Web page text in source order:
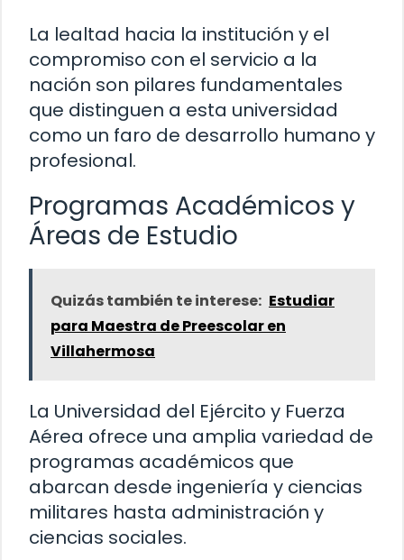
La lealtad hacia la institución y el
compromiso con el servicio a la
nación son pilares fundamentales
que distinguen a esta universidad
como un faro de desarrollo humano y
profesional.
Programas Académicos y
Áreas de Estudio
Quizás también te interese: Estudiar
para Maestra de Preescolar en
Villahermosa
La Universidad del Ejército y Fuerza
Aérea ofrece una amplia variedad de
programas académicos que
abarcan desde ingeniería y ciencias
militares hasta administración y
ciencias sociales.